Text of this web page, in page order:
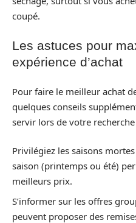
coupé.
Les astuces pour
expérience d’achat
Pour faire le meilleur achat
quelques conseils
servir lors de votre recherche
Privilégiez les saisons
saison (printemps ou été)
meilleurs prix.
S’informer sur les offres
peuvent proposer des